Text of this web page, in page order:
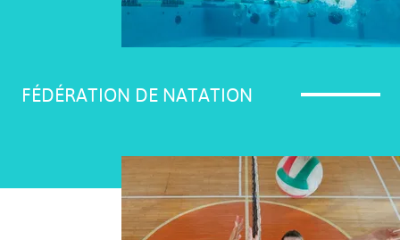
FÉDÉRATION DE NATATION